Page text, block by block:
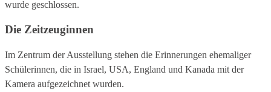
wurde geschlossen.
Die Zeitzeuginnen
Im Zentrum der Ausstellung stehen die Erinnerungen ehemaliger
Schülerinnen, die in Israel, USA, England und Kanada mit der
Kamera aufgezeichnet wurden.